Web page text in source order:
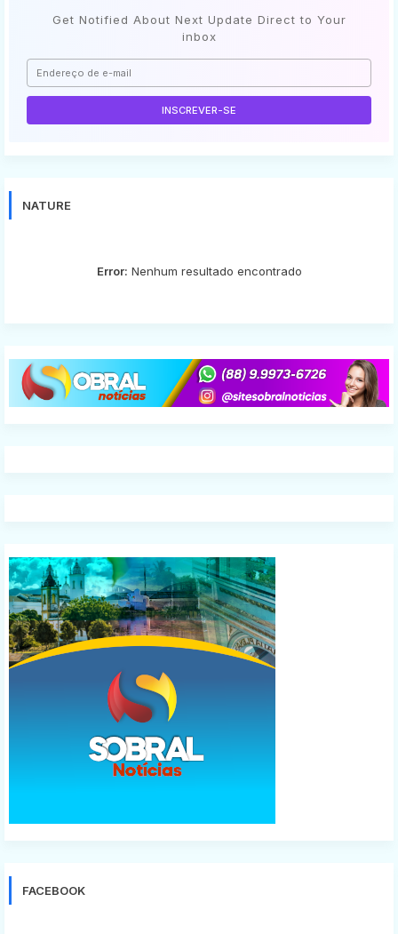
Get Notified About Next Update Direct to Your
inbox
NATURE
Error: Nenhum resultado encontrado
FACEBOOK